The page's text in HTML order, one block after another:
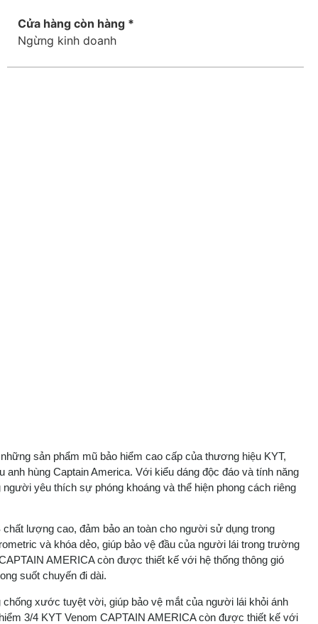
Cửa hàng còn hàng *
Ngừng kinh doanh
sản phẩm mũ bảo hiểm cao cấp của thương hiệu KYT,
hùng Captain America. Với kiểu dáng độc đáo và tính năng
yêu thích sự phóng khoáng và thể hiện phong cách riêng
lượng cao, đảm bảo an toàn cho người sử dụng trong
và khóa dẻo, giúp bảo vệ đầu của người lái trong trường
AMERICA còn được thiết kế với hệ thống thông gió
suốt chuyến đi dài.
xước tuyệt vời, giúp bảo vệ mắt của người lái khỏi ánh
3/4 KYT Venom CAPTAIN AMERICA còn được thiết kế với